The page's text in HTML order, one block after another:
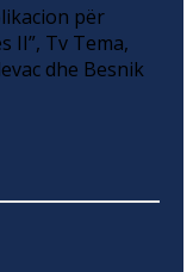
për
II”, Tv Tema,
dhe Besnik